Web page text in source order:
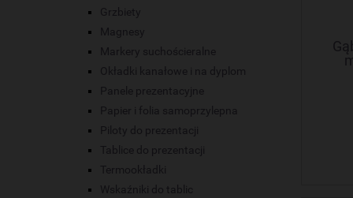
Grzbiety
Magnesy
Markery suchościeralne
Okładki kanałowe i na dyplom
Panele prezentacyjne
Papier i folia samoprzylepna
Piloty do prezentacji
Tablice do prezentacji
Termookładki
Wskaźniki do tablic